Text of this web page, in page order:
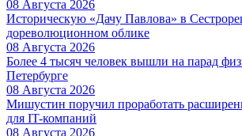
08 Августа 2026
Историческую «Дачу Павлова» в
дореволюционном облике
08 Августа 2026
Более 4 тысяч человек вышли на парад
Петербурге
08 Августа 2026
Мишустин поручил проработать
для IT-компаний
08 Августа 2026